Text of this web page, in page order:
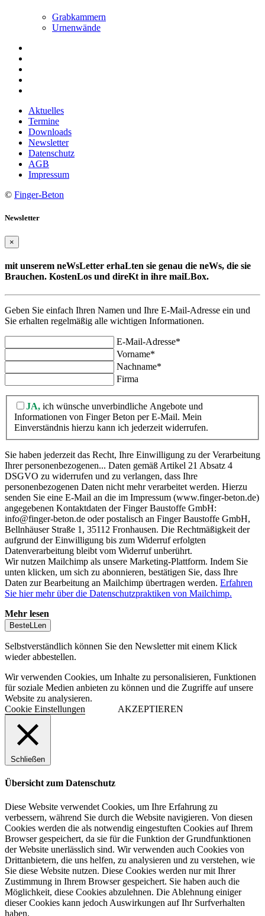
Grabkammern
Urnenwände
Aktuelles
Termine
Downloads
Newsletter
Datenschutz
AGB
Impressum
© Finger-Beton
Newsletter
×
mit unserem neWsLetter erhaLten sie genau die neWs, die sie
Brauchen. KostenLos und direKt in ihre maiLBox.
Geben Sie einfach Ihren Namen und Ihre E-Mail-Adresse ein und
Sie erhalten regelmäßig alle wichtigen Informationen.
E-Mail-Adresse*
Vorname*
Nachname*
Firma
JA, ich wünsche unverbindliche Angebote und
Informationen von Finger Beton per E-Mail. Mein
Einverständnis hierzu kann ich jederzeit widerrufen.
Sie haben jederzeit das Recht, Ihre Einwilligung zu der Verarbeitung
Ihrer personenbezogenen... Daten gemäß Artikel 21 Absatz 4
DSGVO zu widerrufen und zu verlangen, dass Ihre
personenbezogenen Daten nicht mehr verarbeitet werden. Hierzu
senden Sie eine E-Mail an die im Impressum (www.finger-beton.de)
angegebenen Kontaktdaten der Finger Baustoffe GmbH:
info@finger-beton.de oder postalisch an Finger Baustoffe GmbH,
Bellnhäuser Straße 1, 35112 Fronhausen. Die Rechtmäßigkeit der
aufgrund der Einwilligung bis zum Widerruf erfolgten
Datenverarbeitung bleibt vom Widerruf unberührt.
Wir nutzen Mailchimp als unsere Marketing-Plattform. Indem Sie
unten klicken, um sich zu abonnieren, bestätigen Sie, dass Ihre
Daten zur Bearbeitung an Mailchimp übertragen werden. Erfahren
Sie hier mehr über die Datenschutzpraktiken von Mailchimp.
Mehr lesen
Selbstverständlich können Sie den Newsletter mit einem Klick
wieder abbestellen.
Wir verwenden Cookies, um Inhalte zu personalisieren, Funktionen
für soziale Medien anbieten zu können und die Zugriffe auf unsere
Website zu analysieren.
Cookie Einstellungen
AKZEPTIEREN
Schließen
Übersicht zum Datenschutz
Diese Website verwendet Cookies, um Ihre Erfahrung zu
verbessern, während Sie durch die Website navigieren. Von diesen
Cookies werden die als notwendig eingestuften Cookies auf Ihrem
Browser gespeichert, da sie für die Funktion der Grundfunktionen
der Website unerlässlich sind. Wir verwenden auch Cookies von
Drittanbietern, die uns helfen, zu analysieren und zu verstehen, wie
Sie diese Website nutzen. Diese Cookies werden nur mit Ihrer
Zustimmung in Ihrem Browser gespeichert. Sie haben auch die
Möglichkeit, diese Cookies abzulehnen. Die Ablehnung einiger
dieser Cookies kann jedoch Auswirkungen auf Ihr Surfverhalten
haben.